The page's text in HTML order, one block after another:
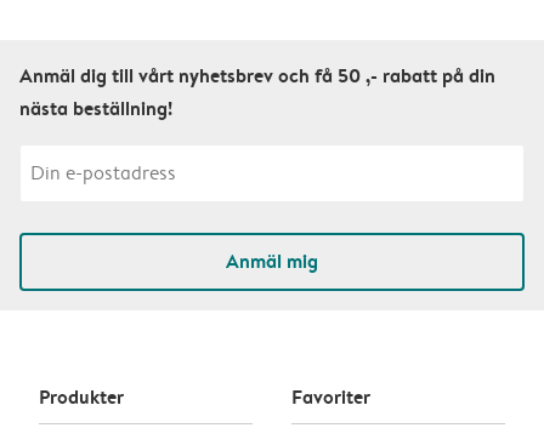
Anmäl dig till vårt nyhetsbrev och få 50 ,- rabatt på din
nästa beställning!
Anmäl mig
Produkter Favoriter